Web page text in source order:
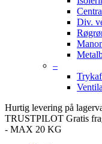
Div.
–
Hurtig levering på
TRUSTPILOT Gratis
- MAX 20 KG